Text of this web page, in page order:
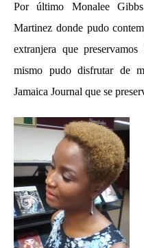
Por último Monalee
Martinez donde pudo
extranjera que
mismo pudo disfrutar de
Jamaica Journal que se